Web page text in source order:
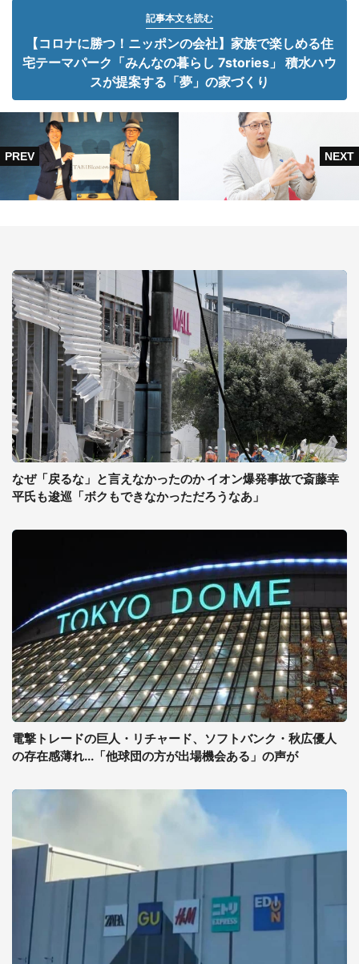
記事本文を読む
【コロナに勝つ！ニッポンの会社】家族で楽しめる住
宅テーマパーク「みんなの暮らし 7stories」 積水ハウ
スが提案する「夢」の家づくり
なぜ「戻るな」と言えなかったのか イオン爆発事故で斎藤幸
平氏も逡巡「ボクもできなかっただろうなあ」
電撃トレードの巨人・リチャード、ソフトバンク・秋広優人
の存在感薄れ...「他球団の方が出場機会ある」の声が